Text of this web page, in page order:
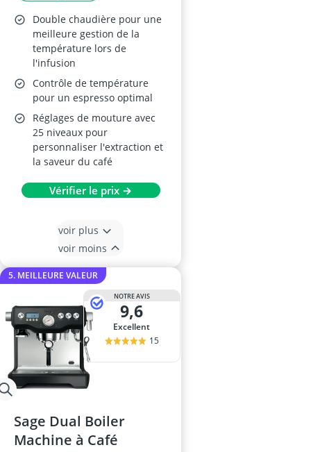
Double chaudière pour une
meilleure gestion de la
température lors de
l'infusion
Contrôle de température
pour un espresso optimal
Réglages de mouture avec
25 niveaux pour
personnaliser l'extraction et
la saveur du café
Vérifier le prix →
voir plus
voir moins
5. MEILLEURE VALEUR
NOTRE AVIS
9,6
Excellent
15
Sage Dual Boiler
Machine à Café